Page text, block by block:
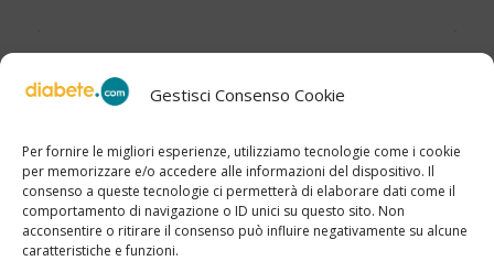
Gestisci Consenso Cookie
Per fornire le migliori esperienze, utilizziamo tecnologie come i cookie
per memorizzare e/o accedere alle informazioni del dispositivo. Il
consenso a queste tecnologie ci permetterà di elaborare dati come il
comportamento di navigazione o ID unici su questo sito. Non
acconsentire o ritirare il consenso può influire negativamente su alcune
caratteristiche e funzioni.
Click to accept marketing cookies and
enable this content